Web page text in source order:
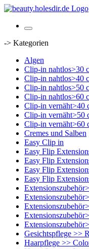
-> Kategorien
Algen
Clip-in nahtlos>30
Clip-in nahtlos>40
Clip-in nahtlos>50
Clip-in nahtlos>60
Clip-in vernäht>40
Clip-in vernäht>50
Clip-in vernäht>60
Cremes und Salben
Easy Clip in
Easy Flip
Easy Flip
Easy Flip
Easy Flip
Gesichtspflege >>
Haarpflege >>